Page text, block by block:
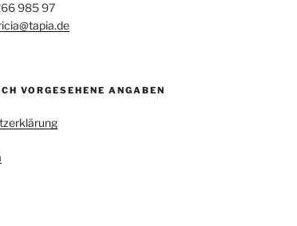
985 97
VORGESEHENE ANGABEN